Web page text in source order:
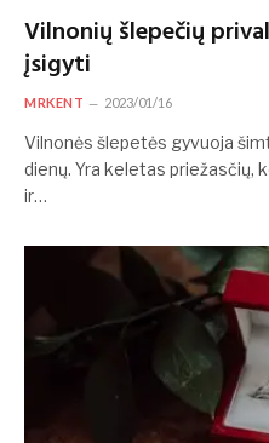
Vilnonių šlepečių
įsigyti
MRKENT 2023/01/16
Vilnonės šlepetės gyvuoja
dienų. Yra keletas priežasčių,
ir…